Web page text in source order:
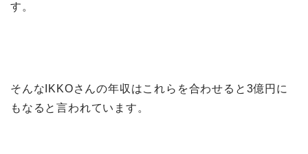
す。
そんなIKKOさんの年収はこれらを合わせると3億円に
もなると言われています。